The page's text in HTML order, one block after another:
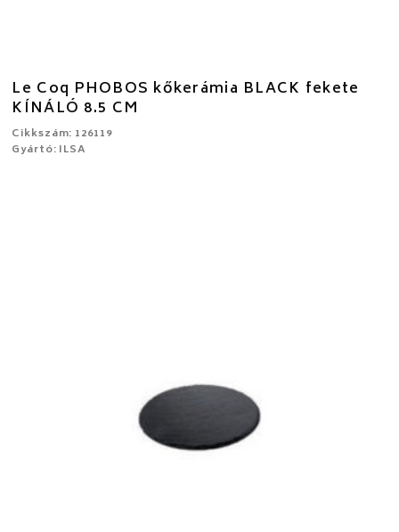
Le Coq PHOBOS kőkerámia BLACK fekete
KÍNÁLÓ 8.5 CM
Cikkszám: 126119
Gyártó: ILSA